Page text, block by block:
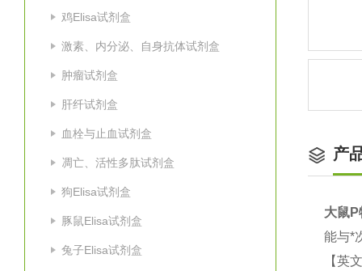
鸡Elisa试剂盒
激素、内分泌、自身抗体试剂盒
肿瘤试剂盒
肝纤试剂盒
血栓与止血试剂盒
凋亡、活性多肽试剂盒
狗Elisa试剂盒
豚鼠Elisa试剂盒
兔子Elisa试剂盒
产
大鼠P
能与*
【英